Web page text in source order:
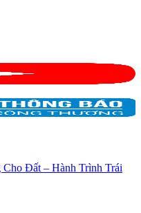
Đất – Hành Trình Trái